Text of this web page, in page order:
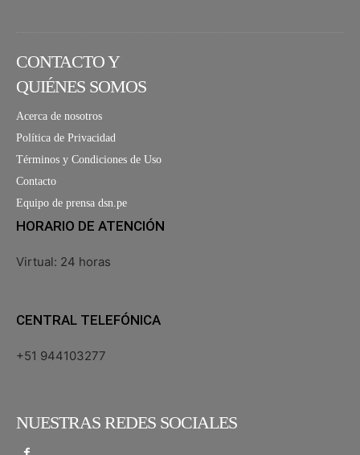
CONTACTO Y
QUIÉNES SOMOS
Acerca de nosotros
Política de Privacidad
Términos y Condiciones de Uso
Contacto
Equipo de prensa dsn.pe
HORARIO DE ATENCIÓN
Virtual: 24 horas
CENTRAL TELEFÓNICA
+51 944103277
NUESTRAS REDES SOCIALES